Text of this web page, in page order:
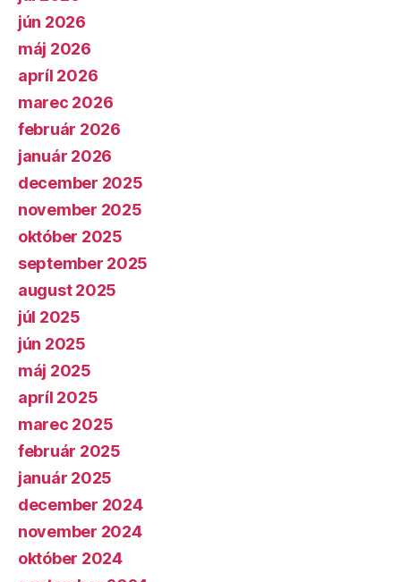
jún 2026
máj 2026
apríl 2026
marec 2026
február 2026
január 2026
december 2025
november 2025
október 2025
september 2025
august 2025
júl 2025
jún 2025
máj 2025
apríl 2025
marec 2025
február 2025
január 2025
december 2024
november 2024
október 2024